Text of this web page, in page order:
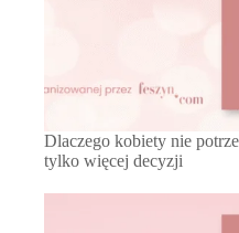
Dlaczego kobiety nie
tylko więcej decyzji